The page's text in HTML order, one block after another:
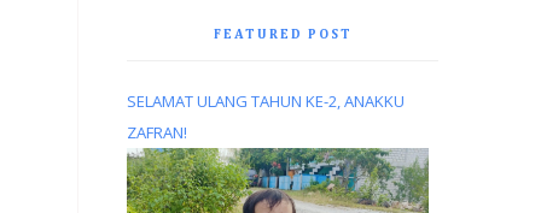
FEATURED POST
SELAMAT ULANG TAHUN KE-2, ANAKKU
ZAFRAN!